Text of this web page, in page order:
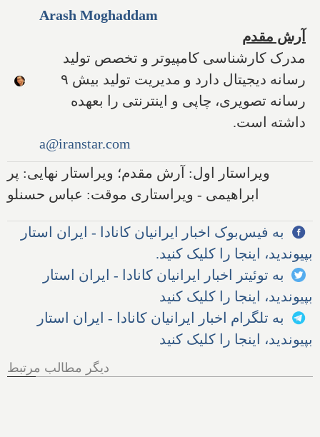
Arash Moghaddam
آرش مقدم
مدرک کارشناسی کامپیوتر و تخصص تولید
رسانه دیجیتال دارد و مدیریت تولید بیش ۹
رسانه تصویری، چاپی و اینترنتی را بعهده
داشته است.
a@iranstar.com
ویراستار اول: آرش مقدم؛ ویراستار نهایی: پر
ابراهیمی - ویراستاری موقت: عباس حسنلو
به فیس‌بوک اخبار ایرانیان کانادا - ایران استار
بپیوندید، اینجا را کلیک کنید.
به توئیتر اخبار ایرانیان کانادا - ایران استار
بپیوندید، اینجا را کلیک کنید
به تلگرام اخبار ایرانیان کانادا - ایران استار
بپیوندید، اینجا را کلیک کنید
دیگر مطالب مرتبط